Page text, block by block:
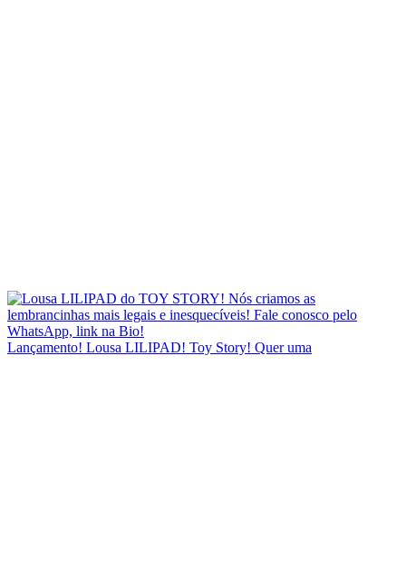
Lançamento! Lousa LILIPAD! Toy Story! Quer uma